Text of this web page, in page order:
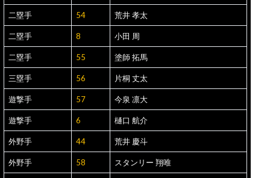
二塁手 54 荒井 孝太
二塁手 8 小田 周
二塁手 55 塗師 拓馬
三塁手 56 片桐 丈太
遊撃手 57 今泉 凛大
遊撃手 6 樋口 航介
外野手 44 荒井 慶斗
外野手 58 スタンリー 翔唯